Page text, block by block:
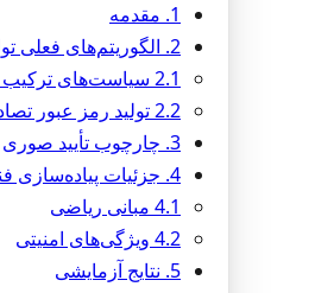
1. مقدمه
2. الگوریتم‌های فعلی تولید رمز عبور
2.1 سیاست‌های ترکیب رمز عبور
2.2 تولید رمز عبور تصادفی
3. چارچوب تأیید صوری
4. جزئیات پیاده‌سازی فنی
4.1 مبانی ریاضی
4.2 ویژگی‌های امنیتی
5. نتایج آزمایشی